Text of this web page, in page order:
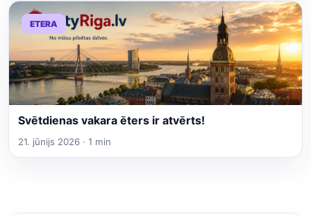
ETERA
Svētdienas vakara ēters ir atvērts!
21. jūnijs 2026 · 1 min